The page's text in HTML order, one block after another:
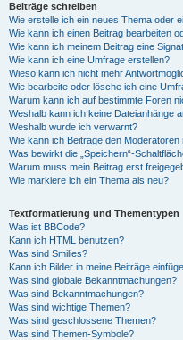
Beiträge schreiben
Wie erstelle ich ein neues Thema oder
Wie kann ich einen Beitrag bearbeiten
Wie kann ich meinem Beitrag eine
Wie kann ich eine Umfrage erstellen?
Wieso kann ich nicht mehr
Wie bearbeite oder lösche ich eine
Warum kann ich auf bestimmte Foren
Weshalb kann ich keine Dateianhänge
Weshalb wurde ich verwarnt?
Wie kann ich Beiträge den Moderatoren
Was bewirkt die „Speichern“-
Warum muss mein Beitrag erst
Wie markiere ich ein Thema als neu?
Textformatierung und Thementypen
Was ist BBCode?
Kann ich HTML benutzen?
Was sind Smilies?
Kann ich Bilder in meine Beiträge
Was sind globale Bekanntmachungen?
Was sind Bekanntmachungen?
Was sind wichtige Themen?
Was sind geschlossene Themen?
Was sind Themen-Symbole?